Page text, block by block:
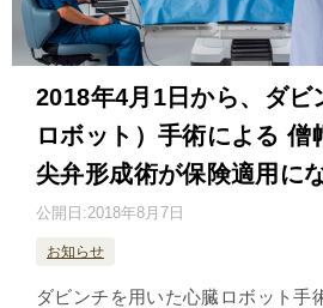
2018年4月1日から、ダビ
ロボット）手術による 僧
尖弁形成術が保険適用に
公開日:2018年8月7日
お知らせ
ダビンチを用いた心臓ロボット手